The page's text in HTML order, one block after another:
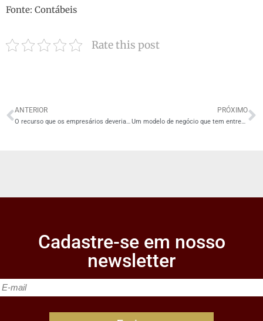
Fonte: Contábeis
Rate this post
ANTERIOR
O recurso que os empresários deveriam usar na pior das hipóteses
PRÓXIMO
Um modelo de negócio que tem entregado cada vez mais facilidade e rentabilidade…
Cadastre-se em nosso
newsletter